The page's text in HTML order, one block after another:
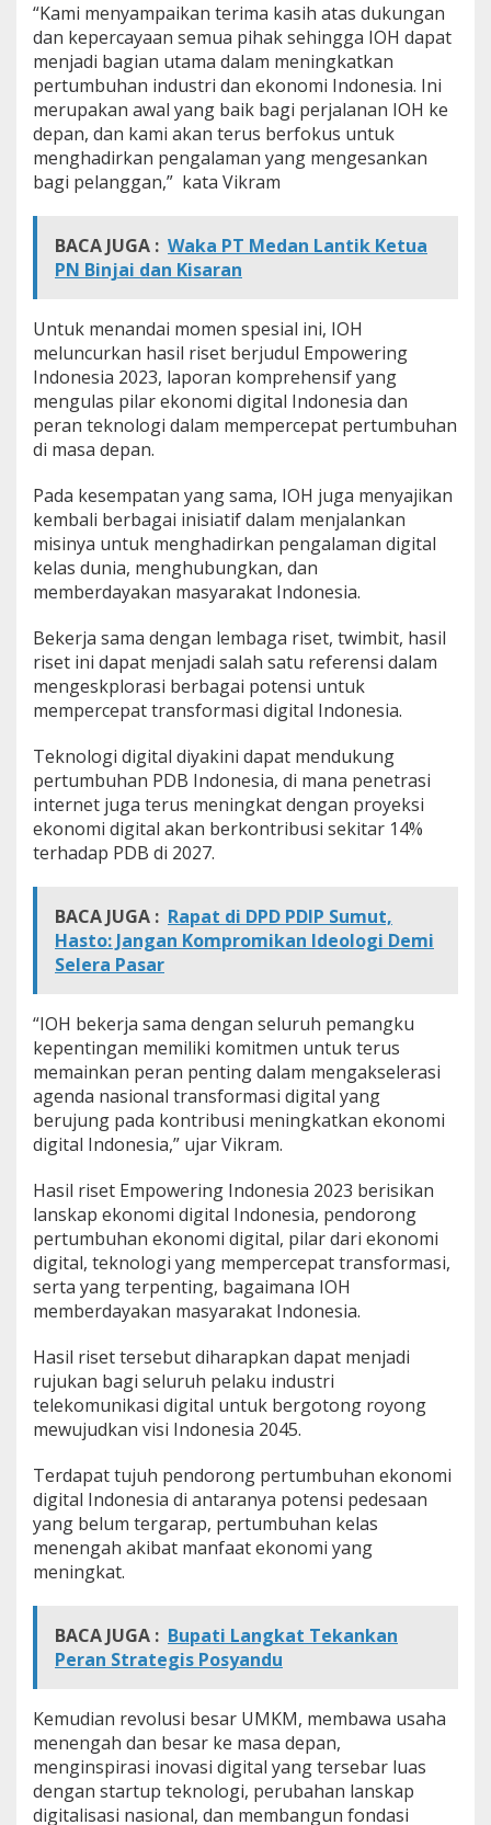
“Kami menyampaikan terima kasih atas dukungan
dan kepercayaan semua pihak sehingga IOH dapat
menjadi bagian utama dalam meningkatkan
pertumbuhan industri dan ekonomi Indonesia. Ini
merupakan awal yang baik bagi perjalanan IOH ke
depan, dan kami akan terus berfokus untuk
menghadirkan pengalaman yang mengesankan
bagi pelanggan,” kata Vikram
BACA JUGA : Waka PT Medan Lantik Ketua
PN Binjai dan Kisaran
Untuk menandai momen spesial ini, IOH
meluncurkan hasil riset berjudul Empowering
Indonesia 2023, laporan komprehensif yang
mengulas pilar ekonomi digital Indonesia dan
peran teknologi dalam mempercepat pertumbuhan
di masa depan.
Pada kesempatan yang sama, IOH juga menyajikan
kembali berbagai inisiatif dalam menjalankan
misinya untuk menghadirkan pengalaman digital
kelas dunia, menghubungkan, dan
memberdayakan masyarakat Indonesia.
Bekerja sama dengan lembaga riset, twimbit, hasil
riset ini dapat menjadi salah satu referensi dalam
mengeskplorasi berbagai potensi untuk
mempercepat transformasi digital Indonesia.
Teknologi digital diyakini dapat mendukung
pertumbuhan PDB Indonesia, di mana penetrasi
internet juga terus meningkat dengan proyeksi
ekonomi digital akan berkontribusi sekitar 14%
terhadap PDB di 2027.
BACA JUGA : Rapat di DPD PDIP Sumut,
Hasto: Jangan Kompromikan Ideologi Demi
Selera Pasar
“IOH bekerja sama dengan seluruh pemangku
kepentingan memiliki komitmen untuk terus
memainkan peran penting dalam mengakselerasi
agenda nasional transformasi digital yang
berujung pada kontribusi meningkatkan ekonomi
digital Indonesia,” ujar Vikram.
Hasil riset Empowering Indonesia 2023 berisikan
lanskap ekonomi digital Indonesia, pendorong
pertumbuhan ekonomi digital, pilar dari ekonomi
digital, teknologi yang mempercepat transformasi,
serta yang terpenting, bagaimana IOH
memberdayakan masyarakat Indonesia.
Hasil riset tersebut diharapkan dapat menjadi
rujukan bagi seluruh pelaku industri
telekomunikasi digital untuk bergotong royong
mewujudkan visi Indonesia 2045.
Terdapat tujuh pendorong pertumbuhan ekonomi
digital Indonesia di antaranya potensi pedesaan
yang belum tergarap, pertumbuhan kelas
menengah akibat manfaat ekonomi yang
meningkat.
BACA JUGA : Bupati Langkat Tekankan
Peran Strategis Posyandu
Kemudian revolusi besar UMKM, membawa usaha
menengah dan besar ke masa depan,
menginspirasi inovasi digital yang tersebar luas
dengan startup teknologi, perubahan lanskap
digitalisasi nasional, dan membangun fondasi